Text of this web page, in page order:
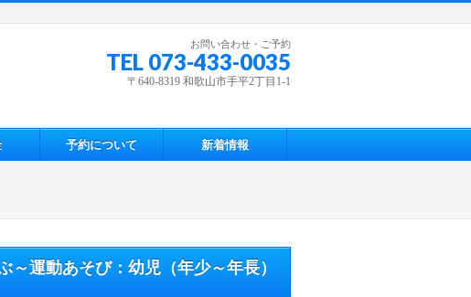
お問い合わせ・ご予約
TEL 073-433-0035
〒640-8319 和歌山市手平2丁目1-1
予約について 新着情報
～運動あそび：幼児（年少～年長）